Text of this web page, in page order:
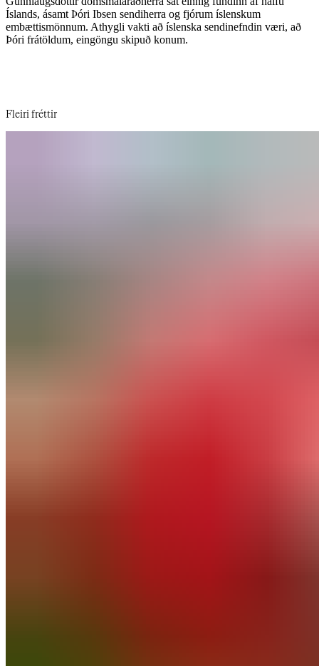
Íslands, ásamt Þóri Ibsen sendiherra og fjórum íslenskum
embættismönnum. Athygli vakti að íslenska sendinefndin væri, að
Þóri frátöldum, eingöngu skipuð konum.​​​​‌ ‍ ​‍​‍‌‍ ‌ ​‍‌‍‍‌‌‍‌ ‌‍‍‌‌‍ ‍​‍​‍​ ‍‍​‍​‍‌ ​ ‌‍​‌‌‍ ‍‌‍‍‌‌ ‌​‌ ‍‌​‍ ‍‌‍‍‌‌‍ ​‍​‍​‍ ​​‍​‍‌‍‍​‌ ​‍‌‍‌‌‌‍‌‍​‍​‍​ ‍‍​‍​‍‌‍‍​‌ ‌​‌ ‌​‌ ​​‌ ​ ​‍ ​‍ ‌‍‌‍‌‍ ‌ ​‍‌ ​ ‌‍‌‌‌ ‌​‌‍‍‌​‍ ‌‌‍‍‌‌ ​ ‌‍ ​‌‍​‌‌‍ ‍‌‍‌​‌ ​ ​‍ ‍‌ ‌‍‌‍‌‌‌ ​‍‌‍​ ‌‍‌‌‌‍ ​​‍ ‍‌‍​‌‌ ​​‌ ​​​‍ ‌ ​ ‌ ‌​‌ ‌‌‌‍‌​‌‍‍‌‌‍ ​‍ ‌‍‍‌‌‍ ‍‌ ‌​‌‍‌‌‌‍ ‍‌ ‌​​‍ ‌‍‌‌‌‍‌​‌‍‍‌‌ ‌​​‍ ‌‍ ‌‌‍ ‌‍‌​‌‍‌‌​ ‌‌ ​​‌ ​‍‌‍‌‌‌ ​ ‌‍‌‌‌‍ ‍‌ ‌​‌‍​‌‌ ‌​‌‍‍‌‌‍ ‌‍ ‍​ ‍ ‌‍‍‌‌‍‌​​ ‌‌ ​ ‌​‍‌‌​‌​‌‍‍​‌​​‌‌‍‌​‌‍​ ​ ‌‌‌‌‌​‌​​ ‌‌‍​‌‌​ ‌‌‌‌‌​‍‌​ ‌​‌​ ‌​ ​ ‌‌​ ‌‌‌​‌​​‍‌​‌‍‌​‌​​ ‍ ‌ ‌​‌ ‍‌‌ ​​‌‍‌‌​ ‌‌‍ ‍‌‍‌‌‌ ‌ ‌ ​ ​ ‍ ‌ ​​‌‍​‌‌ ‌​‌‍‍​​ ‌‌ ​​‌‍​‌‌‍‌ ‌‍‌‌‌​​‍‌ ‌‌‌‍‍‌‌‍ ​‌‍‌​‌‍‌‌‌ ​‍​‍‌‌​ ‌‌‌​​‍‌‌ ‌‍‍ ‌‍‌‌‌ ‍‌​‍‌‌​ ​ ‌​‌​​‍‌‌​ ​ ‌​‌​​‍‌‌​ ​‍​ ​‍‌ ​‍‌‍‍‌‌‍​ ‌‍‍​‌ ‌​‌‍‌‌‌ ‍​‌ ‌​​‍ ‌‌ ‌‍‌‍‍‍‌ ‍‍​ ‍‌‌ ​‍‌‍​ ‌‍‌​​ ‍‌​ ‍‌​‍‌‌​ ​‍​ ​‍​‍‌‌​ ‌‌‌​‌​​‍ ‍‌‍​ ‌‍ ‌‍ ‍‌ ‌​‌‍‌‌‌‍ ‍‌ ‌​​‍‌‌​ ‌‌‌​​‍‌‌ ‌‍‍ ‌‍‌‌‌ ‍‌​‍‌‌​ ​ ‌​‌​​‍‌‌​ ​ ‌​‌​​‍‌‌​ ​‍​ ​‍‌‍​‌​ ‍​​ ‌ ​ ‌​​ ‌‍​ ‌ ​ ‌‌​ ‌‌​ ‍‌‌‍‌‌‌‍​‍​ ​​​‍‌‌​ ​‍​ ​‍​‍‌‌​ ‌‌‌​‌​​‍ ‍‌‍​ ‌‍‍​‌‍‍‌‌‍ ​‌‍‌​‌ ​‍‌‍‌‌‌‍ ‍​‍‌‌​ ‌‌‌​​‍‌‌ ‌‍‍ ‌‍‌‌‌ ‍‌​‍‌‌​ ​ ‌​‌​​‍‌‌​ ​ ‌​‌​​‍‌‌​ ​‍​ ​‍‌‍‌‍‌‍‌‍​ ​‍‌‍​‍​ ​​​ ‌​‌‍‌‌​ ‌​‌‍‌‌​ ‍‌‌‍‌‍‌‍‌​​‍‌‌​ ​‍​ ​‍​‍‌‌​ ‌‌‌​‌​​‍ ‍‌ ‌​‌‍‌‌‌ ‍​‌ ‌​​ ‌‍​‍‌‍​‌‌ ​ ‌‍‌‌‌‌‌‌‌ ​‍‌‍ ​​ ‌‌‍‍​‌ ‌​‌ ‌​‌ ​​‌ ​ ​‍‌‌​ ​‍‌​‌‍​‍‌‌​ ​‍‌​‌‍‌‍‌‍‌‍ ‌ ​‍‌ ​ ‌‍‌‌‌ ‌​‌‍‍‌​‍ ‌‌‍‍‌‌ ​ ‌‍ ​‌‍​‌‌‍ ‍‌‍‌​‌ ​ ​‍ ‍‌ ‌‍‌‍‌‌‌ ​‍‌‍​ ‌‍‌‌‌‍ ​​‍ ‍‌‍​‌‌ ​​‌ ​​​‍‌‌​ ​‍‌​‌‍‌ ​ ‌ ‌​‌ ‌‌‌‍‌​‌‍‍‌‌‍ ​‍‌‍‌‍‍‌‌‍‌​​ ‌‌ ​ ‌​‍‌‌​‌​‌‍‍​‌​​‌‌‍‌​‌‍​ ​ ‌‌‌‌‌​‌​​ ‌‌‍​‌‌​ ‌‌‌‌‌​‍‌​ ‌​‌​ ‌​ ​ ‌‌​ ‌‌‌​‌​​‍‌​‌‍‌​‌​​‍‌‍‌ ‌​‌ ‍‌‌ ​​‌‍‌‌​ ‌‌‍ ‍‌‍‌‌‌ ‌ ‌ ​ ​‍‌‍‌ ​​‌‍​‌‌ ‌​‌‍‍​​ ‌‌ ​​‌‍​‌‌‍‌ ‌‍‌‌‌​​‍‌ ‌‌‌‍‍‌‌‍ ​‌‍‌​‌‍‌‌‌ ​‍​‍‌‌​ ‌‌‌​​‍‌‌ ‌‍‍ ‌‍‌‌‌ ‍‌​‍‌‌​ ​ ‌​‌​​‍‌‌​ ​ ‌​‌​​‍‌‌​ ​‍​ ​‍‌ ​‍‌‍‍‌‌‍​ ‌‍‍​‌ ‌​‌‍‌‌‌ ‍​‌ ‌​​‍ ‌‌ ‌‍‌‍‍‍‌ ‍‍​ ‍‌‌ ​‍‌‍​ ‌‍‌​​ ‍‌​ ‍‌​‍‌‌​ ​‍​ ​‍​‍‌‌​ ‌‌‌​‌​​‍ ‍‌‍​ ‌‍ ‌‍ ‍‌ ‌​‌‍‌‌‌‍ ‍‌ ‌​​‍‌‌​ ‌‌‌​​‍‌‌ ‌‍‍ ‌‍‌‌‌ ‍‌​‍‌‌​ ​ ‌​‌​​‍‌‌​ ​ ‌​‌​​‍‌‌​ ​‍​ ​‍‌‍​‌​ ‍​​ ‌ ​ ‌​​ ‌‍​ ‌ ​ ‌‌​ ‌‌​ ‍‌‌‍‌‌‌‍​‍​ ​​​‍‌‌​ ​‍​ ​‍​‍‌‌​ ‌‌‌​‌​​‍ ‍‌‍​ ‌‍‍​‌‍‍‌‌‍ ​‌‍‌​‌ ​‍‌‍‌‌‌‍ ‍​‍‌‌​ ‌‌‌​​‍‌‌ ‌‍‍ ‌‍‌‌‌ ‍‌​‍‌‌​ ​ ‌​‌​​‍‌‌​ ​ ‌​‌​​‍‌‌​ ​‍​ ​‍‌‍‌‍‌‍‌‍​ ​‍‌‍​‍​ ​​​ ‌​‌‍‌‌​ ‌​‌‍‌‌​ ‍‌‌‍‌‍‌‍‌​​‍‌‌​ ​‍​ ​‍​‍‌‌​ ‌‌‌​‌​​‍ ‍‌ ‌​‌‍‌‌‌ ‍​‌ ‌​​‍‌‍‌ ​​‌‍‌‌‌ ​‍‌ ​ ‌ ​​‌‍‌‌‌‍​ ‌ ‌​‌‍‍‌‌ ‌‍‌‍‌‌​ ‌‌ ​​‌ ‌‌‌‍​‍‌‍ ​‌‍‍‌‌ ​ ‌‍‍​‌‍‌‌‌‍‌​​‍​‍‌ ‌
Fleiri fréttir